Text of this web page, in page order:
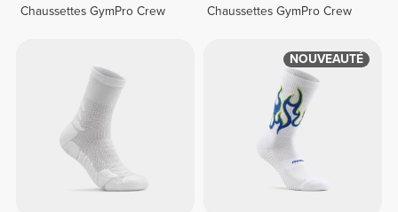
Chaussettes GymPro Crew
Chaussettes GymPro Crew
NOUVEAUTÉ